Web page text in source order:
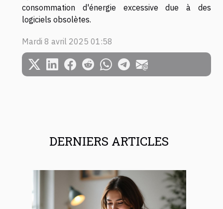
DERNIERS ARTICLES
consommation d'énergie excessive due à des
logiciels obsolètes.
Mardi 8 avril 2025 01:58